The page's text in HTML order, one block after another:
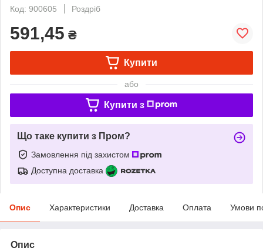
Код: 900605
Роздріб
591,45 ₴
Купити
або
Купити з
Що таке купити з Пром?
Замовлення під захистом
Доступна доставка
Опис Характеристики Доставка Оплата Умови
Опис